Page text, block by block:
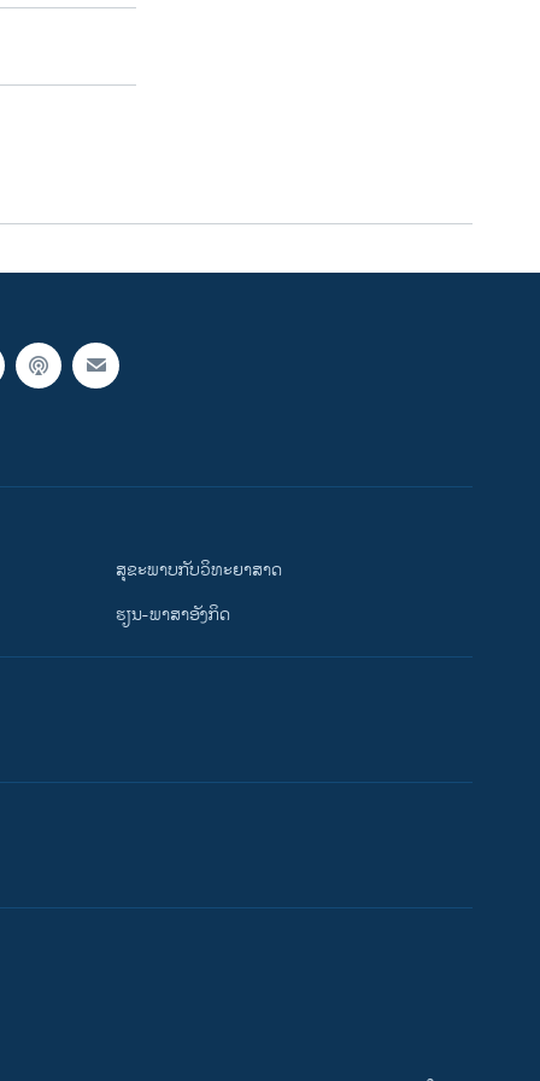
ສຸຂະພາບກັບວິທະຍາສາດ
ຮຽນ-ພາສາອັງກິດ